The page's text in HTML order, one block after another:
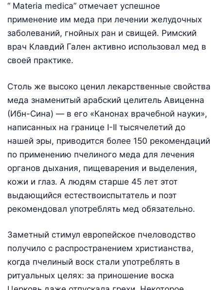
“ Materia medica” отмечает успешное
применение им меда при лечении желудочных
заболеваний, гнойных ран и свищей. Римский
врач Клавдий Гален активно использовал мед в
своей практике.
Столь же высоко ценил лекарственные свойства
меда знаменитый арабский целитель Авиценна
(Ибн-Сина) — в его «Канонах врачебной науки»,
написанных на границе I-II тысячелетий до
нашей эры, приводится более 150 рекомендаций
по применению пчелиного меда для лечения
органов дыхания, пищеварения и выделения,
кожи и глаз. А людям старше 45 лет этот
выдающийся естествоиспытатель и поэт
рекомендовал употреблять мед обязательно.
Заметный стимул европейское пчеловодство
получило с распространением христианства,
когда пчелиный воск стали употреблять в
ритуальных целях: за приношение воска